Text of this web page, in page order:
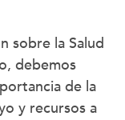
sobre la Salud
debemos
de la
y recursos a